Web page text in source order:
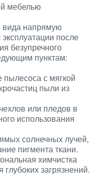
мебелью
вида напрямую
после
безупречного
пунктам:
пылесоса с мягкой
пыли из
или пледов в
использования
солнечных лучей,
пигмента ткани.
химчистка
загрязнений.